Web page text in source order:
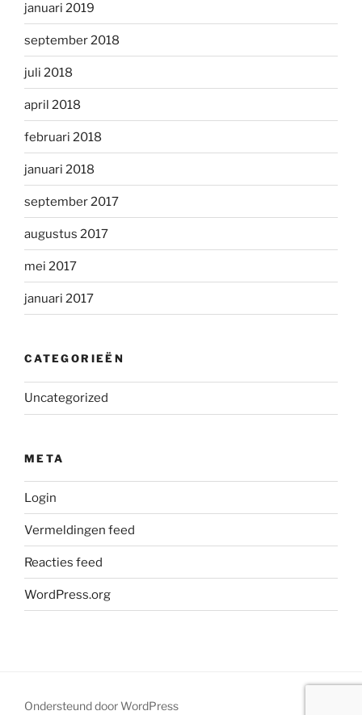
januari 2019
september 2018
juli 2018
april 2018
februari 2018
januari 2018
september 2017
augustus 2017
mei 2017
januari 2017
CATEGORIEËN
Uncategorized
META
Login
Vermeldingen feed
Reacties feed
WordPress.org
Ondersteund door WordPress